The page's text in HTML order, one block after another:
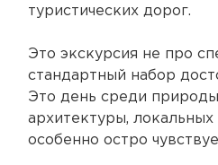
туристических дорог.
Это экскурсия не про
стандартный набор
Это день среди
архитектуры, локальных
особенно остро